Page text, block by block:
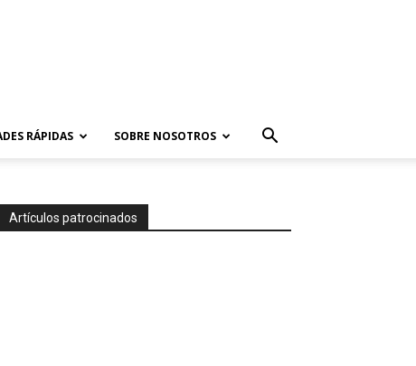
RÁPIDAS SOBRE NOSOTROS
Artículos patrocinados